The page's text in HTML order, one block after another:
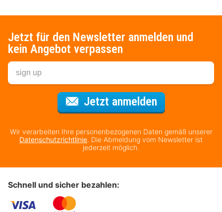
Jetzt für den Newsletter anmelden und
kein Angebot verpassen
Jetzt anmeldenFür den
Wir verarbeiten Ihre personenbezogenen Daten gemäß unserer
Datenschutzrichtlinie. Die Abmeldung vom Newsletter ist
jederzeit möglich.
Schnell und sicher bezahlen: